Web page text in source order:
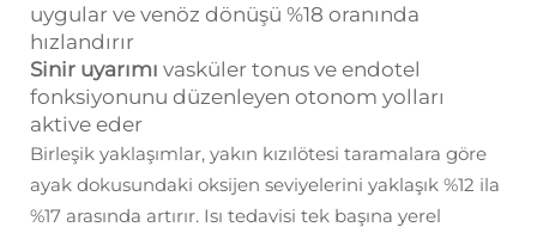
uygular ve venöz dönüşü %18 oranında
hızlandırır
Sinir uyarımı vasküler tonus ve endotel
fonksiyonunu düzenleyen otonom yolları
aktive eder
Birleşik yaklaşımlar, yakın kızılötesi taramalara göre
ayak dokusundaki oksijen seviyelerini yaklaşık %12 ila
%17 arasında artırır. Isı tedavisi tek başına yerel